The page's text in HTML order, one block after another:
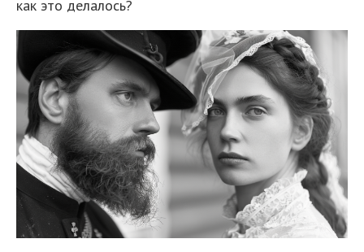
как это делалось?